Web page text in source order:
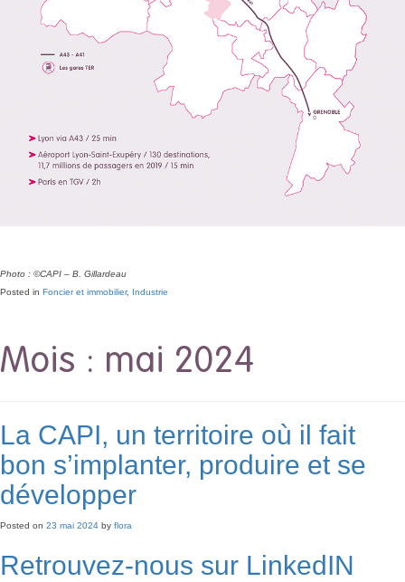
Photo : ©CAPI – B. Gillardeau
Posted in Foncier et immobilier, Industrie
Mois : mai 2024
La CAPI, un territoire où il fait
bon s’implanter, produire et se
développer
Posted on 23 mai 2024 by flora
Retrouvez-nous sur LinkedIN